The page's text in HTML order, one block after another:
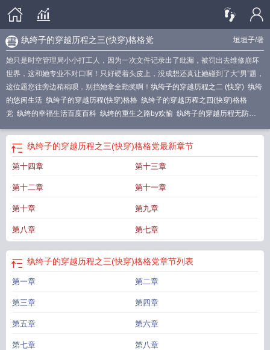
垣垣子/著
纨绔子的穿越历程之三(快穿)格格党
她只是时空管理局小小打工人，因为一次文件记录出了纰漏，被罚出去维修崩坏
世界，这和她专业不对口啊！只好硬着头皮上，没成想还真让她碰到了大“男”题，
这位题您往旁边稍稍呗，别挡她拿全勤奖啊！ 纨绔子的穿越历程之二 (快穿) 纨绔
的悠闲生活 纨绔子的穿越历程(快穿)格格 纨绔子的穿越历程之四(快穿)格格
党 纨绔的幸福生活百度百科 纨绔的重生之路by欢愉 纨绔子的穿越历程无防
全集在线观看免费
纨绔子的穿越历程之四(快穿)54 纨绔子的穿越历程2
穿越历程二
纨绔子的穿越历程之三(快穿)格格党
党纨绔生活什么意思 纨绔的幸福生活免费阅读纨绔子的穿越历程快穿格格
纨绔子的穿越历程之三(快穿)格格党最新章节
第十四章 第十三章
第十二章 第十一章
第十章 第九章
第八章 第七章
纨绔子的穿越历程之三(快穿)格格党章节列表
第一章 第二章
第三章 第四章
第五章 第六章
第七章 第八章